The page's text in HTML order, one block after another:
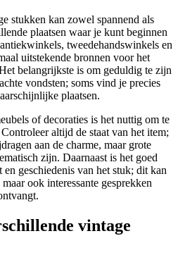
stukken kan zowel spannend als
plaatsen waar je kunt beginnen
tweedehandswinkels en
uitstekende bronnen voor het
belangrijkste is om geduldig te zijn
vondsten; soms vind je precies
plaatsen.
of decoraties is het nuttig om te
altijd de staat van het item;
aan de charme, maar grote
zijn. Daarnaast is het goed
geschiedenis van het stuk; dit kan
ook interessante gesprekken
vintage